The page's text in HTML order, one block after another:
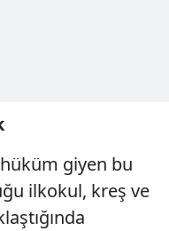
giyen bu
ilkokul, kreş ve